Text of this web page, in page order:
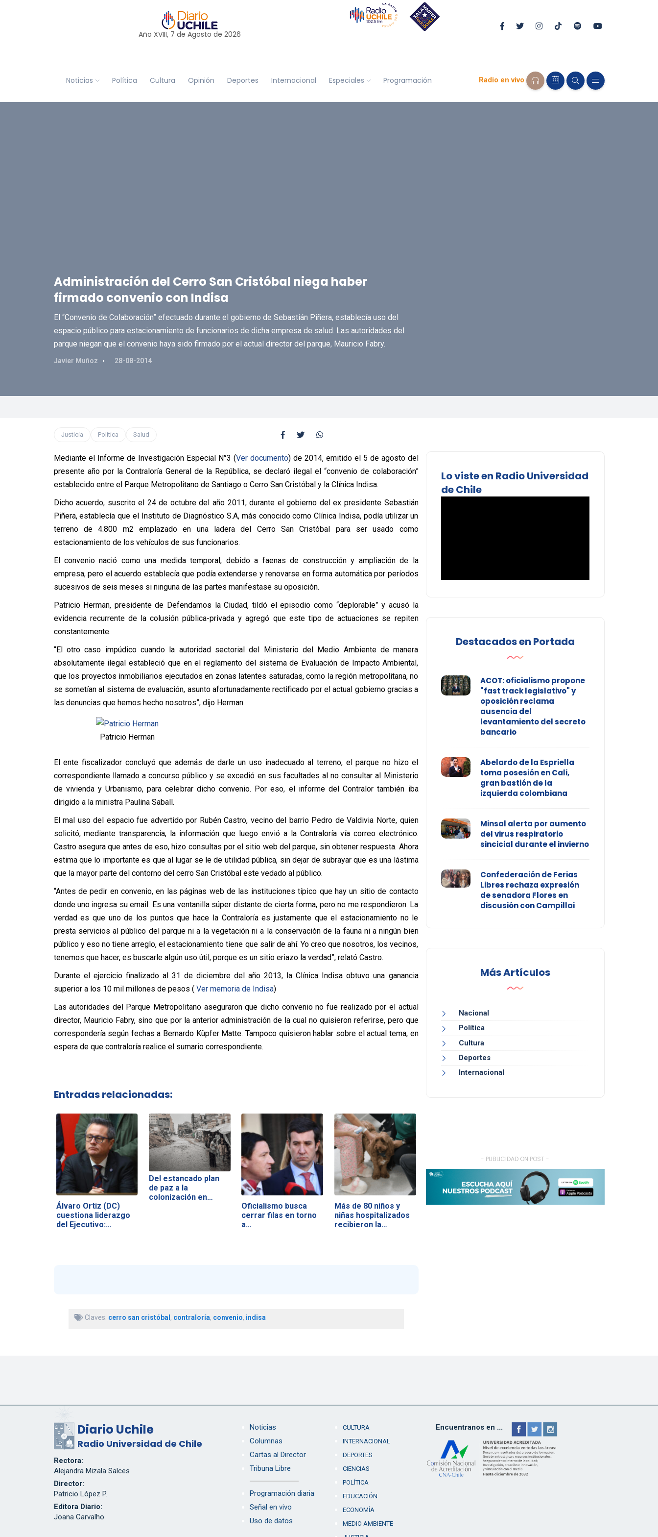
Año XVIII, 7 de Agosto de 2026
Noticias Política Cultura Opinión Deportes Internacional Especiales Programación Radio en vivo
Administración del Cerro San Cristóbal niega haber
firmado convenio con Indisa
El “Convenio de Colaboración” efectuado durante el gobierno de Sebastián Piñera, establecía uso del
espacio público para estacionamiento de funcionarios de dicha empresa de salud. Las autoridades del
parque niegan que el convenio haya sido firmado por el actual director del parque, Mauricio Fabry.
Javier Muñoz 28-08-2014
Justicia Política Salud
Mediante el Informe de Investigación Especial N°3 (Ver documento) de 2014, emitido el 5 de agosto del
presente año por la Contraloría General de la República, se declaró ilegal el “convenio de colaboración”
establecido entre el Parque Metropolitano de Santiago o Cerro San Cristóbal y la Clínica Indisa.
Dicho acuerdo, suscrito el 24 de octubre del año 2011, durante el gobierno del ex presidente Sebastián
Piñera, establecía que el Instituto de Diagnóstico S.A, más conocido como Clínica Indisa, podía utilizar un
terreno de 4.800 m2 emplazado en una ladera del Cerro San Cristóbal para ser usado como
estacionamiento de los vehículos de sus funcionarios.
El convenio nació como una medida temporal, debido a faenas de construcción y ampliación de la
empresa, pero el acuerdo establecía que podía extenderse y renovarse en forma automática por períodos
sucesivos de seis meses si ninguna de las partes manifestase su oposición.
Patricio Herman, presidente de Defendamos la Ciudad, tildó el episodio como “deplorable” y acusó la
evidencia recurrente de la colusión pública-privada y agregó que este tipo de actuaciones se repiten
constantemente.
“El otro caso impúdico cuando la autoridad sectorial del Ministerio del Medio Ambiente de manera
absolutamente ilegal estableció que en el reglamento del sistema de Evaluación de Impacto Ambiental,
que los proyectos inmobiliarios ejecutados en zonas latentes saturadas, como la región metropolitana, no
se sometían al sistema de evaluación, asunto afortunadamente rectificado por el actual gobierno gracias a
las denuncias que hemos hecho nosotros”, dijo Herman.
Patricio Herman
El ente fiscalizador concluyó que además de darle un uso inadecuado al terreno, el parque no hizo el
correspondiente llamado a concurso público y se excedió en sus facultades al no consultar al Ministerio
de vivienda y Urbanismo, para celebrar dicho convenio. Por eso, el informe del Contralor también iba
dirigido a la ministra Paulina Saball.
El mal uso del espacio fue advertido por Rubén Castro, vecino del barrio Pedro de Valdivia Norte, quien
solicitó, mediante transparencia, la información que luego envió a la Contraloría vía correo electrónico.
Castro asegura que antes de eso, hizo consultas por el sitio web del parque, sin obtener respuesta. Ahora
estima que lo importante es que al lugar se le de utilidad pública, sin dejar de subrayar que es una lástima
que la mayor parte del contorno del cerro San Cristóbal este vedado al público.
“Antes de pedir en convenio, en las páginas web de las instituciones típico que hay un sitio de contacto
donde uno ingresa su email. Es una ventanilla súper distante de cierta forma, pero no me respondieron. La
verdad es que uno de los puntos que hace la Contraloría es justamente que el estacionamiento no le
presta servicios al público del parque ni a la vegetación ni a la conservación de la fauna ni a ningún bien
público y eso no tiene arreglo, el estacionamiento tiene que salir de ahí. Yo creo que nosotros, los vecinos,
tenemos que hacer, es buscarle algún uso útil, porque es un sitio eriazo la verdad”, relató Castro.
Durante el ejercicio finalizado al 31 de diciembre del año 2013, la Clínica Indisa obtuvo una ganancia
superior a los 10 mil millones de pesos ( Ver memoria de Indisa)
Las autoridades del Parque Metropolitano aseguraron que dicho convenio no fue realizado por el actual
director, Mauricio Fabry, sino que por la anterior administración de la cual no quisieron referirse, pero que
correspondería según fechas a Bernardo Küpfer Matte. Tampoco quisieron hablar sobre el actual tema, en
espera de que contraloría realice el sumario correspondiente.
Entradas relacionadas:
Álvaro Ortiz (DC)
cuestiona liderazgo
del Ejecutivo:…
Del estancado plan
de paz a la
colonización en…
Oficialismo busca
cerrar filas en torno
a…
Más de 80 niños y
niñas hospitalizados
recibieron la…
Claves: cerro san cristóbal , contraloría, convenio, indisa
Lo viste en Radio Universidad
de Chile
Destacados en Portada
ACOT: oficialismo propone
"fast track legislativo" y
oposición reclama
ausencia del
levantamiento del secreto
bancario
Abelardo de la Espriella
toma posesión en Cali,
gran bastión de la
izquierda colombiana
Minsal alerta por aumento
del virus respiratorio
sincicial durante el invierno
Confederación de Ferias
Libres rechaza expresión
de senadora Flores en
discusión con Campillai
Más Artículos
Nacional
Política
Cultura
Deportes
Internacional
- PUBLICIDAD ON POST -
Diario Uchile
Radio Universidad de Chile
Rectora:
Alejandra Mizala Salces
Director:
Patricio López P.
Editora Diario:
Joana Carvalho
Noticias
Columnas
Cartas al Director
Tribuna Libre
Programación diaria
Señal en vivo
Uso de datos
CULTURA
INTERNACIONAL
DEPORTES
CIENCIAS
POLÍTICA
EDUCACIÓN
ECONOMÍA
MEDIO AMBIENTE
Encuentranos en ...